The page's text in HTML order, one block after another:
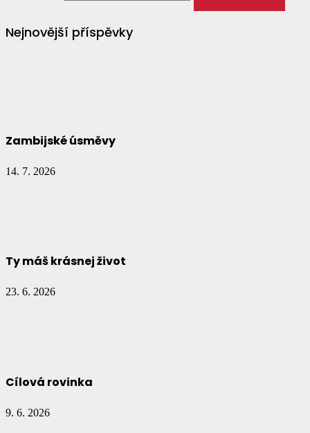
Nejnovější příspěvky
Zambijské úsměvy
14. 7. 2026
Ty máš krásnej život
23. 6. 2026
Cílová rovinka
9. 6. 2026